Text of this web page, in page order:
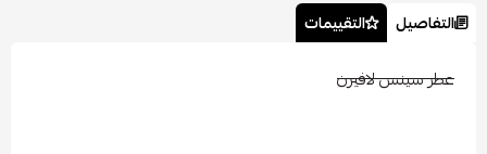
التفاصيل التقييمات
عطر سينس لافيرن